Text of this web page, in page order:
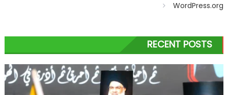
WordPress.org
RECENT POSTS